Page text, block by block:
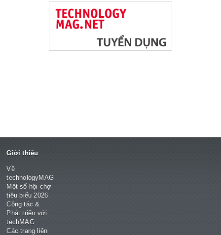
Giới thiệu
Về
technologyMAG
Một số hội chợ
tiêu biểu 2026
Cộng tác &
Phát triển với
techMAG
Các trang liên